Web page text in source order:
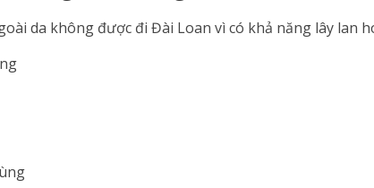
da không được đi Đài Loan vì có khả năng lây lan